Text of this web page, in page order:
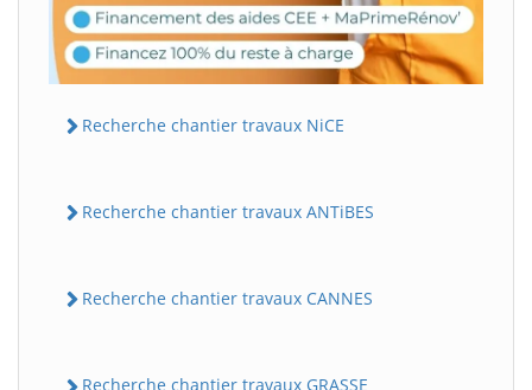
Recherche chantier travaux NiCE
Recherche chantier travaux ANTiBES
Recherche chantier travaux CANNES
Recherche chantier travaux GRASSE